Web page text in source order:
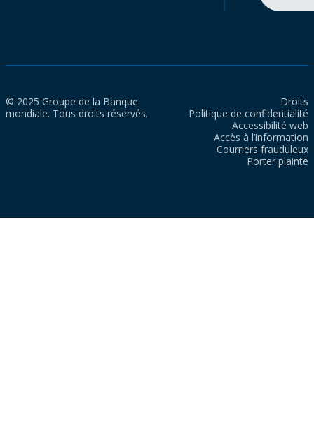
© 2025 Groupe de la Banque
mondiale. Tous droits réservés.
Droits
Politique de confidentialité
Accessibilité web
Accès à l’information
Courriers frauduleux
Porter plainte